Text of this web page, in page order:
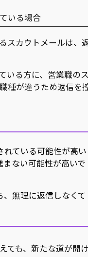
いる場合
スカウトメールは、
いる方に、営業職の
種が違うため返信を
れている可能性が高い
ない可能性が高いで
、無理に返信しなくて
ても、新たな道が開